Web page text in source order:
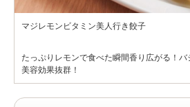
マジレモンビタミン美人行き餃子
たっぷりレモンで食べた瞬間香り広がる！
美容効果抜群！